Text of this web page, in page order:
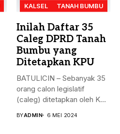
KALSEL TANAH BUMBU
Inilah Daftar 35
Caleg DPRD Tanah
Bumbu yang
Ditetapkan KPU
BATULICIN – Sebanyak 35
orang calon legislatif
(caleg) ditetapkan oleh KPU
BYADMIN 6 MEI 2024